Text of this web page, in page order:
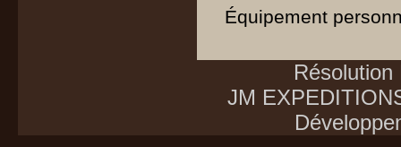
Équipement
Résolution
JM